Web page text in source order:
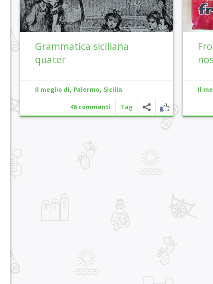
Il
Grammatica siciliana
quater
Il meglio di, Palermo, Sicilia
46 commenti Tag